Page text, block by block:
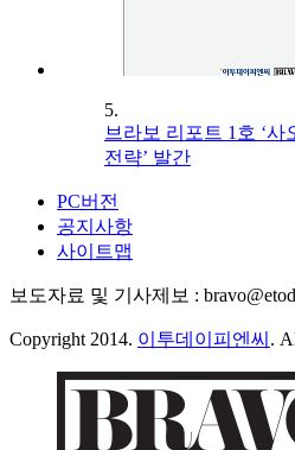
5.
브라보 리포트 1호 ‘사
전략’ 발간
PC버전
공지사항
사이트맵
보도자료 및 기사제보 :
Copyright 2014. 이투데이피엔씨 .